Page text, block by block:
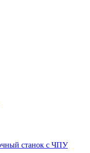
станок с ЧПУ